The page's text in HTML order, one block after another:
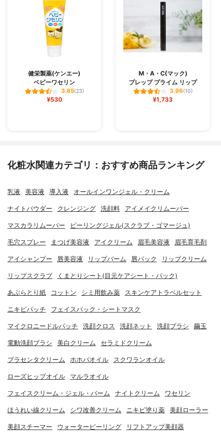
健栄製薬(ケンエー)
ベビーワセリン
3.85(23)
¥530
M・A・C(マック)
プレップ プライム リップ
3.96(10)
¥1,733
化粧水関連カテゴリ：おすすめ商品ランキング
乳液 美容液 導入液 オールインワンジェル・クリーム
ナイトパウダー クレンジング 洗顔料 アイメイクリムーバー
マスカラリムーバー ピーリングジェル(スクラブ・ゴマージュ)
毛穴スプレー まつげ美容液 アイクリーム 眉毛美容液 眉毛育毛剤
アイシャンプー 唇美容液 リップバーム 唇パック リップクリーム
リップスクラブ くまとりシート(目元ケアシート・パック)
あぶらとり紙 コットン シミ用飲み薬 スキンケアトラベルセット
ニキビパッチ フェイスパック・シートマスク
マイクロニードルパッチ 洗顔クロス 洗顔ネット 洗顔ブラシ 繭玉
電動洗顔ブラシ 美白クリーム セラミドクリーム
プラセンタクリーム ホホバオイル スクワランオイル
ローズヒップオイル マルラオイル
フェイスクリーム・ジェル・バーム ナイトクリーム ワセリン
ほうれい線クリーム シワ改善クリーム ニキビ塗り薬 美顔ローラー
美顔スチーマー ウォーターピーリング リフトアップ美顔器